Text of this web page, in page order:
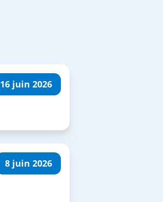
16 juin 2026
8 juin 2026